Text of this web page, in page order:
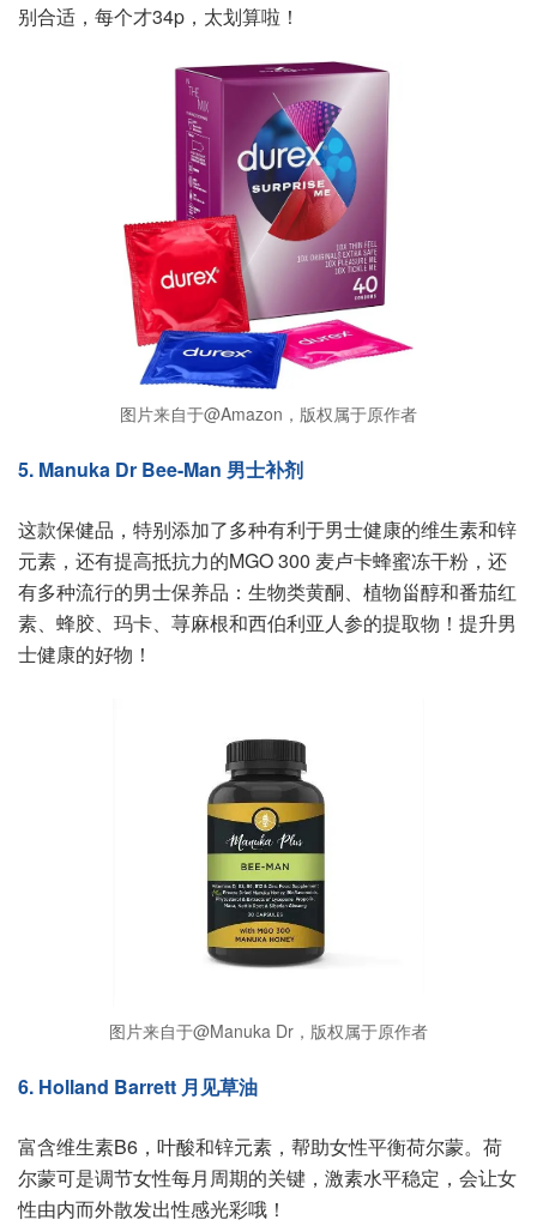
别合适，每个才34p，太划算啦！
图片来自于@Amazon，版权属于原作者
5. Manuka Dr Bee-Man 男士补剂
这款保健品，特别添加了多种有利于男士健康的维生素和锌
元素，还有提高抵抗力的MGO 300 麦卢卡蜂蜜冻干粉，还
有多种流行的男士保养品：生物类黄酮、植物甾醇和番茄红
素、蜂胶、玛卡、荨麻根和西伯利亚人参的提取物！提升男
士健康的好物！
图片来自于@Manuka Dr，版权属于原作者
6. Holland Barrett 月见草油
富含维生素B6，叶酸和锌元素，帮助女性平衡荷尔蒙。荷
尔蒙可是调节女性每月周期的关键，激素水平稳定，会让女
性由内而外散发出性感光彩哦！